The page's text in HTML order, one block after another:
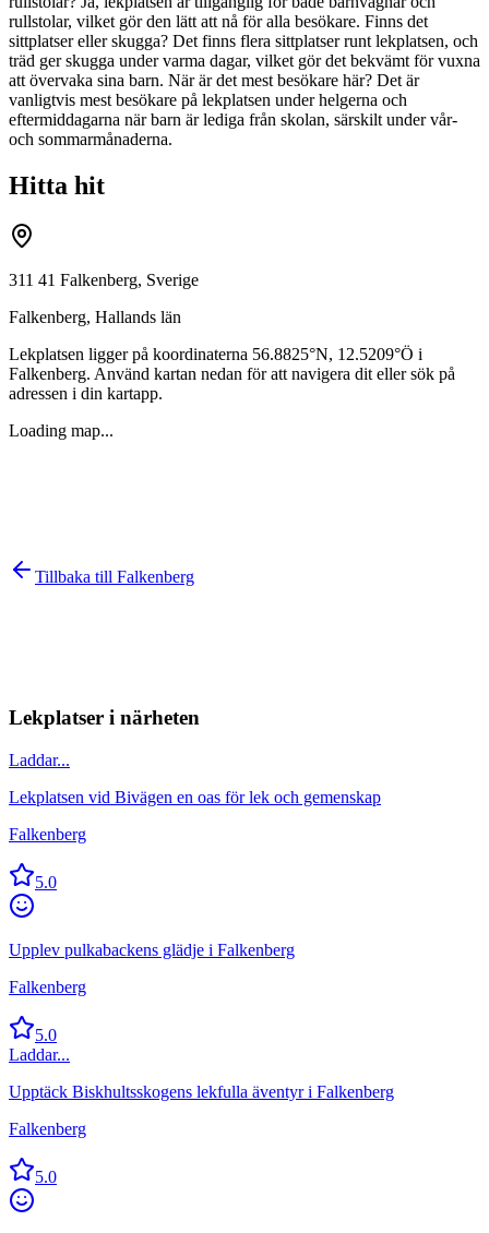
rullstolar, vilket gör den lätt att nå för alla besökare. Finns det
sittplatser eller skugga? Det finns flera sittplatser runt lekplatsen, och
träd ger skugga under varma dagar, vilket gör det bekvämt för vuxna
att övervaka sina barn. När är det mest besökare här? Det är
vanligtvis mest besökare på lekplatsen under helgerna och
eftermiddagarna när barn är lediga från skolan, särskilt under vår-
och sommarmånaderna.
Hitta hit
311 41 Falkenberg, Sverige
Falkenberg, Hallands län
Lekplatsen ligger på koordinaterna 56.8825°N, 12.5209°Ö i
Falkenberg. Använd kartan nedan för att navigera dit eller sök på
adressen i din kartapp.
Loading map...
Tillbaka till Falkenberg
Lekplatser i närheten
Laddar...
Lekplatsen vid Bivägen en oas för lek och gemenskap
Falkenberg
5.0
Upplev pulkabackens glädje i Falkenberg
Falkenberg
5.0
Laddar...
Upptäck Biskhultsskogens lekfulla äventyr i Falkenberg
Falkenberg
5.0